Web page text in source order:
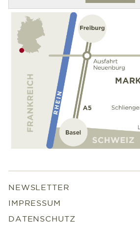
NEWSLETTER
IMPRESSUM
DATENSCHUTZ